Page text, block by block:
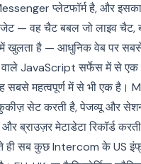
प्लेटफॉर्म है, और
— वह चैट बबल जो लाइव चैट,
खुलता है — आधुनिक वेब पर
वाले JavaScript सर्फेस में से एक
सबसे महत्वपूर्ण में से भी एक है।
सेट करती है, पेजव्यू और
ब्राउज़र मेटाडेटा रिकॉर्ड
ही सब कुछ Intercom के US